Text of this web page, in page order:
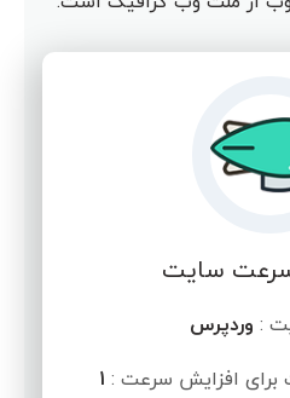
سایت
: وردپرس
برای افزایش سرعت : 1